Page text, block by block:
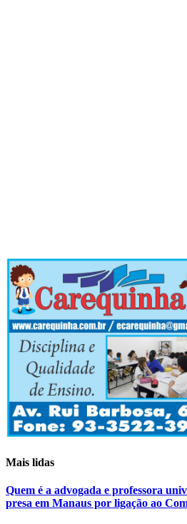
Mais lidas
Quem é a advogada e professora
presa em Manaus por ligação ao